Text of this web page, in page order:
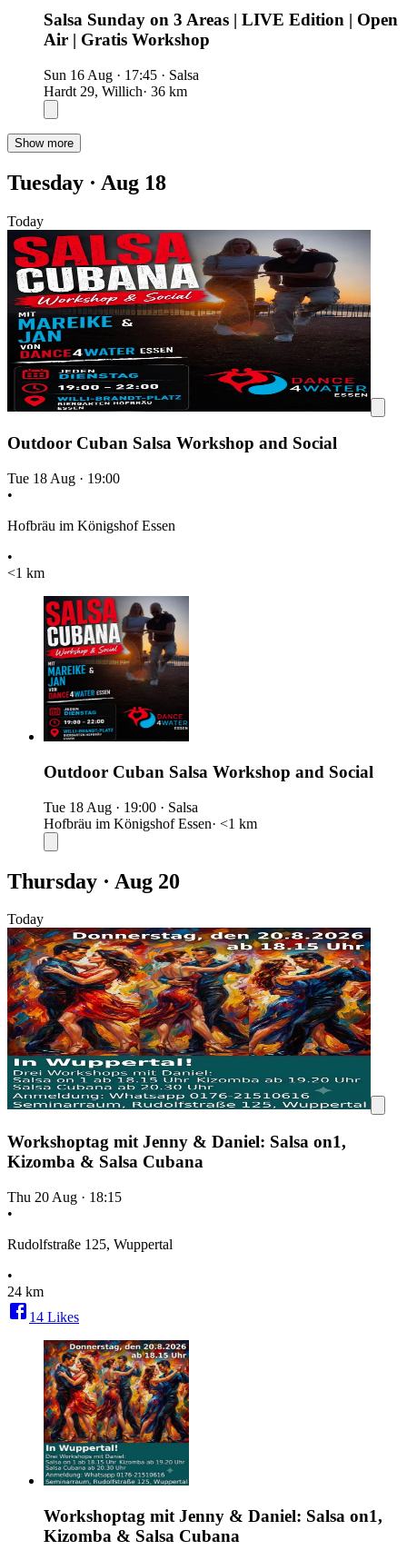
Salsa Sunday on 3 Areas | LIVE Edition | Open
Air | Gratis Workshop
Sun 16 Aug · 17:45 · Salsa
Hardt 29, Willich· 36 km
Show more
Tuesday · Aug 18
Today
Outdoor Cuban Salsa Workshop and Social
Tue 18 Aug · 19:00
•
Hofbräu im Königshof Essen
•
<1 km
Outdoor Cuban Salsa Workshop and Social
Tue 18 Aug · 19:00 · Salsa
Hofbräu im Königshof Essen· <1 km
Thursday · Aug 20
Today
Workshoptag mit Jenny & Daniel: Salsa on1,
Kizomba & Salsa Cubana
Thu 20 Aug · 18:15
•
Rudolfstraße 125, Wuppertal
•
24 km
14 Likes
Workshoptag mit Jenny & Daniel: Salsa on1,
Kizomba & Salsa Cubana